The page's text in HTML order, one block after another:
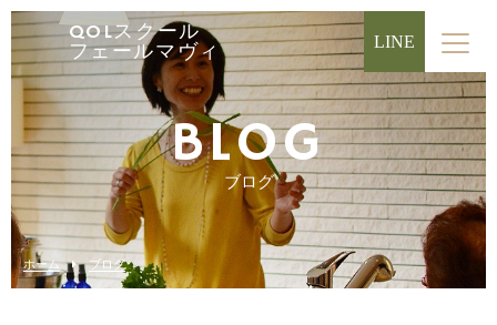
QOLスクール
フェールマヴィ
LINE
BLOG
ブログ
ホーム ブログ